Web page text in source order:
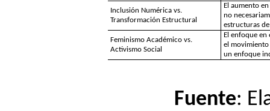
Inclusión Numérica vs.
Transformación Estructural
El aumento
no
estructuras
Feminismo Académico vs.
Activismo Social
El enfoque en
el movimiento
un enfoque
Fuente: